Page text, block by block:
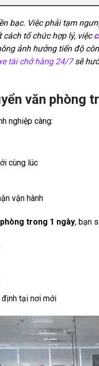
bạc. Việc phải tạm
cách tổ chức hợp lý, việc
ảnh hưởng tiến độ
tài chở hàng 24/7sẽ
văn phòng
nghiệp càng:
cùng lúc
vận hành
trong 1 ngày, bạn
tại nơi mới